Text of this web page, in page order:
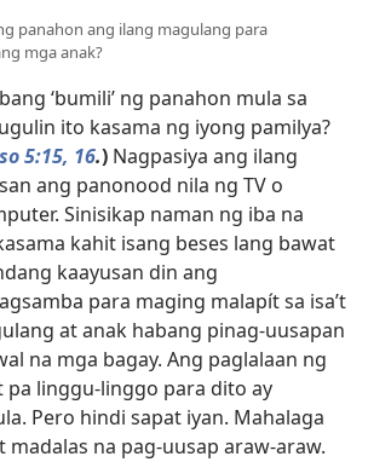
panahon ang ilang magulang para
mga anak?
‘bumili’ ng panahon mula sa
ito kasama ng iyong pamilya?
5:15, 16.) Nagpasiya ang ilang
ang panonood nila ng TV o
Sinisikap naman ng iba na
kahit isang beses lang bawat
kaayusan din ang
para maging malapít sa isa’t
at anak habang pinag-uusapan
na mga bagay. Ang paglalaan ng
pa linggu-linggo para dito ay
Pero hindi sapat iyan. Mahalaga
na pag-uusap araw-araw.